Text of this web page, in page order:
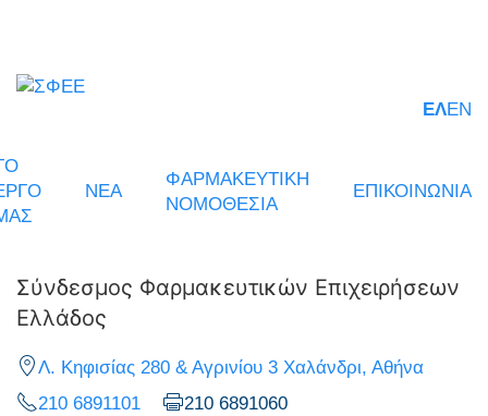
ΕΛEN
ΝΕΑ
ΦΑΡΜΑΚΕΥΤΙΚΗ
ΝΟΜΟΘΕΣΙΑ
ΕΠΙΚΟΙΝΩΝΙΑ
Σύνδεσμος Φαρμακευτικών Επιχειρήσεων
Ελλάδος
Λ. Κηφισίας 280 & Αγρινίου 3 Χαλάνδρι, Αθήνα
210 6891101
210 6891060